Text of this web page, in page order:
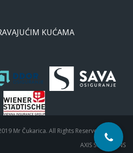
KUĆAMA
Mr Čukarica. All Rights Reserved
AXIS SOLUTIONS